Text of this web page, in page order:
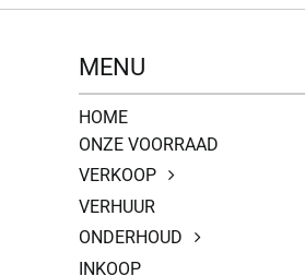
MENU
HOME
ONZE VOORRAAD
VERKOOP
VERHUUR
ONDERHOUD
INKOOP